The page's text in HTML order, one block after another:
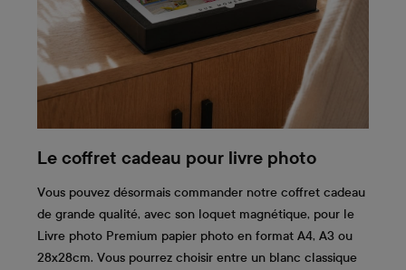
Le coffret cadeau pour livre photo
Vous pouvez désormais commander notre coffret cadeau
de grande qualité, avec son loquet magnétique, pour le
Livre photo Premium papier photo en format A4, A3 ou
28x28cm. Vous pourrez choisir entre un blanc classique